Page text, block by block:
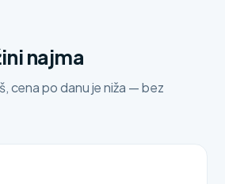
najma
cena po danu je niža — bez